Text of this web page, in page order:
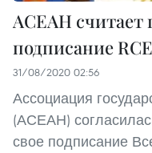
АСЕАН считает
подписание
31/08/2020 02:56
Ассоциация
(АСЕАН)
свое подписание